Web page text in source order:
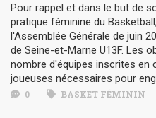
Pour rappel et dans le but de
pratique féminine du
l'Assemblée Générale de juin
de Seine-et-Marne U13F. Les
nombre d'équipes inscrites en
joueuses nécessaires pour
0 BASKET FÉMININ